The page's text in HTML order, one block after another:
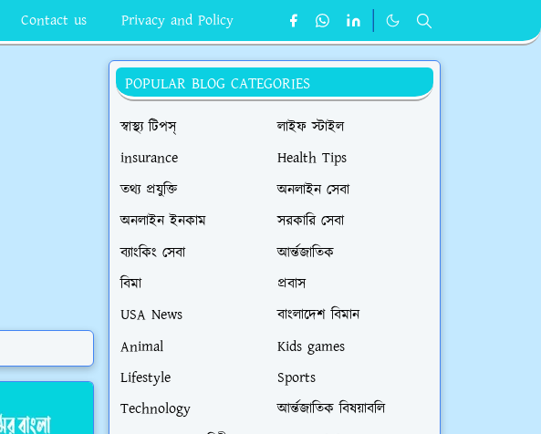
Contact us Privacy and Policy
POPULAR BLOG CATEGORIES
স্বাস্থ্য টিপস্
লাইফ স্টাইল
insurance
Health Tips
তথ্য প্রযুক্তি
অনলাইন সেবা
অনলাইন ইনকাম
সরকারি সেবা
ব্যাংকিং সেবা
আর্ন্তজাতিক
বিমা
প্রবাস
USA News
বাংলাদেশ বিমান
Animal
Kids games
Lifestyle
Sports
Technology
আর্ন্তজাতিক বিষয়াবলি